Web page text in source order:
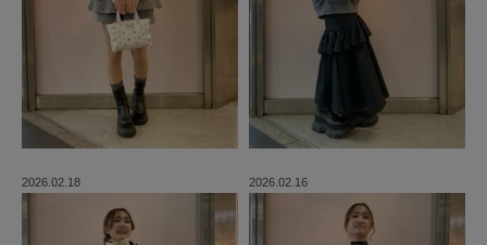
2026.02.18 2026.02.16